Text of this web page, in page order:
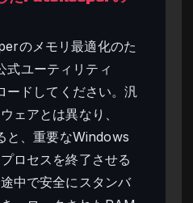
のメモリ最適化のた
ユーティリティ
ドしてください。汎
ェアとは異なり、
と、重要なWindows
ロセスを終了させる
中で安全にスタンバ